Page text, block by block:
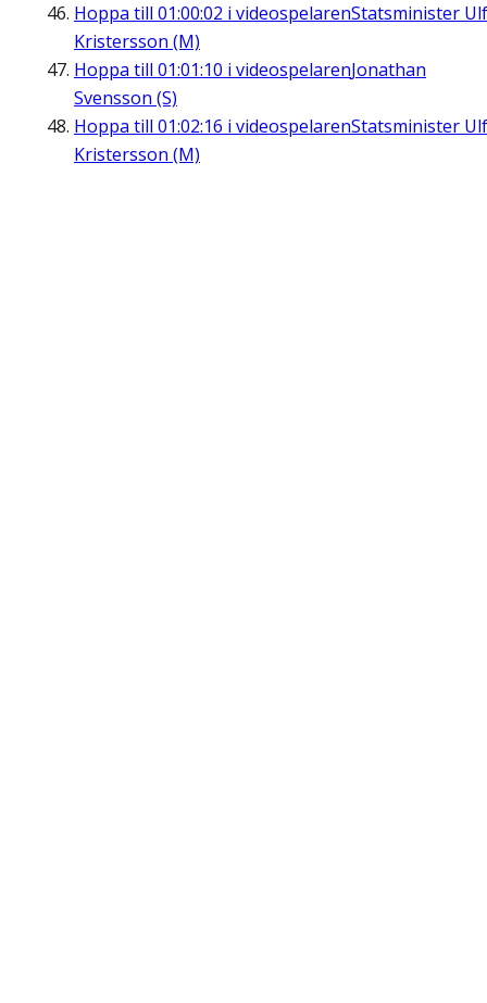
Hoppa till 01:00:02 i videospelarenStatsminister Ulf
Kristersson (M)
Hoppa till 01:01:10 i videospelarenJonathan
Svensson (S)
Hoppa till 01:02:16 i videospelarenStatsminister Ulf
Kristersson (M)